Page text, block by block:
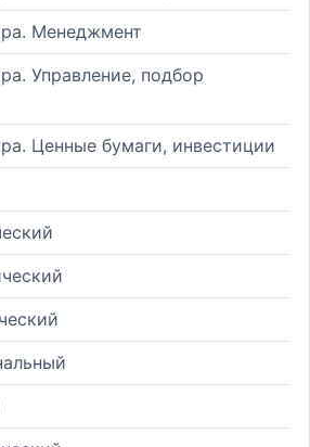
Менеджмент
Управление, подбор
Ценные бумаги, инвестиции